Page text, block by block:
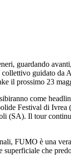
guardando
guidato
il prossimo 23
come
Festival di
(SA). Il tour
FUMO è una
che